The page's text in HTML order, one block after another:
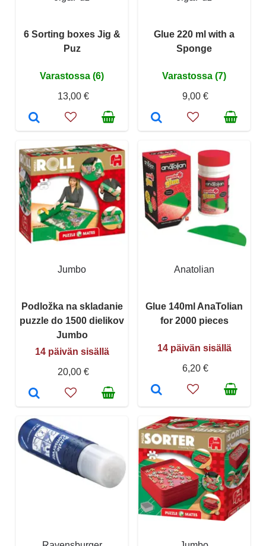
6 Sorting boxes Jig &
Puz
Varastossa (6)
13,00 €
Glue 220 ml with a
Sponge
Varastossa (7)
9,00 €
Jumbo
Podložka na skladanie
puzzle do 1500 dielikov
Jumbo
14 päivän sisällä
20,00 €
Anatolian
Glue 140ml AnaTolian
for 2000 pieces
14 päivän sisällä
6,20 €